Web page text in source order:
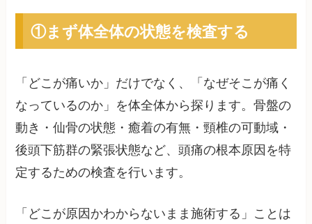
①まず体全体の状態を検査する
「どこが痛いか」だけでなく、「なぜそこが痛く
なっているのか」を体全体から探ります。骨盤の
動き・仙骨の状態・癒着の有無・頸椎の可動域・
後頭下筋群の緊張状態など、頭痛の根本原因を特
定するための検査を行います。
「どこが原因かわからないまま施術する」ことは